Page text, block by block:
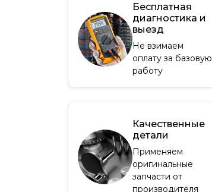
Бесплатная
диагностика и
выезд
Не взимаем
оплату за базовую
работу
Качественные
детали
Применяем
оригинальные
запчасти от
производителя